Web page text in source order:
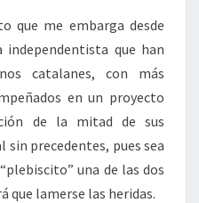
que me embarga desde
independentista que han
catalanes, con más
en un proyecto
de la mitad de sus
sin precedentes, pues sea
una de las dos
que lamerse las heridas.